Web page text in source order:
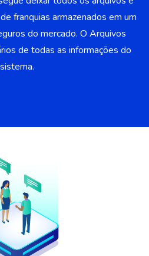
franquias armazenados em um
do mercado. O Arquivos
de todas as informações do
sistema.